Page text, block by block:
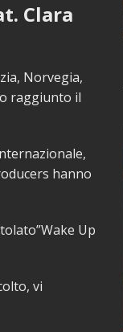
Clara
Norvegia,
raggiunto il
hanno
Up
vi